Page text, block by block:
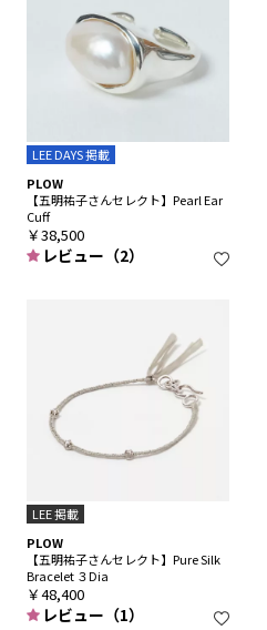
LEE DAYS 掲載
PLOW
【五明祐子さんセレクト】Pearl Ear
Cuff
￥38,500
レビュー（2）
LEE 掲載
PLOW
【五明祐子さんセレクト】Pure Silk
Bracelet ３Dia
￥48,400
レビュー（1）